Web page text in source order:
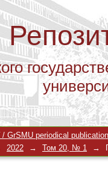
GrSMU periodical
2022 → Том 20, № 1 →